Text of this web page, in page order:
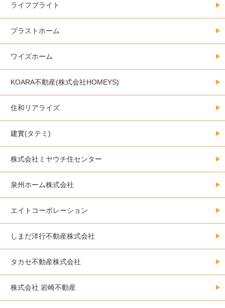
ライフブライト
プラストホーム
ワイズホーム
KOARA不動産(株式会社HOMEYS)
住和リアライズ
建實(タテミ)
株式会社ミヤウチ住センター
泉州ホーム株式会社
エイトコーポレーション
しまだ洋行不動産株式会社
タカセ不動産株式会社
株式会社 岩崎不動産